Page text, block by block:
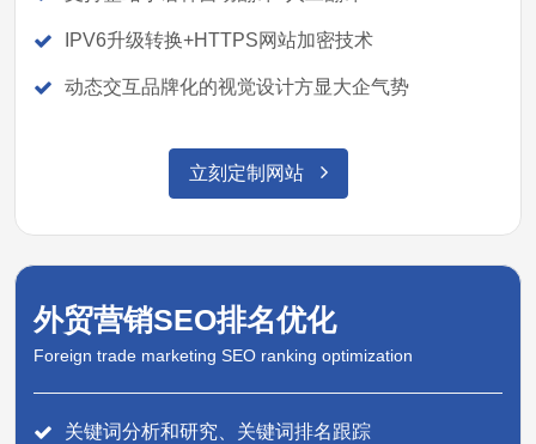
IPV6升级转换+HTTPS网站加密技术
动态交互品牌化的视觉设计方显大企气势
立刻定制网站
外贸营销SEO排名优化
Foreign trade marketing SEO ranking optimization
关键词分析和研究、关键词排名跟踪